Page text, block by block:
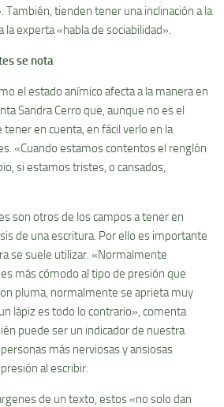
También, tienden tener una inclinación a la
la experta «habla de sociabilidad».
se nota
el estado anímico afecta a la manera en
Sandra Cerro que, aunque no es el
en cuenta, en fácil verlo en la
«Cuando estamos contentos el renglón
si estamos tristes, o cansados,
son otros de los campos a tener en
de una escritura. Por ello es importante
se suele utilizar. «Normalmente
más cómodo al tipo de presión que
pluma, normalmente se aprieta muy
lápiz es todo lo contrario», comenta
puede ser un indicador de nuestra
más nerviosas y ansiosas
al escribir.
de un texto, estos «no solo dan